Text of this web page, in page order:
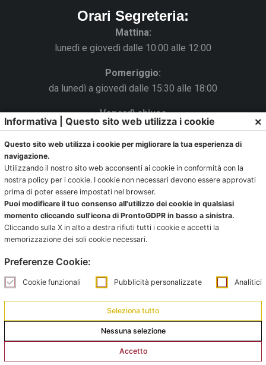
Orari Segreteria:
Mattina:
lunedì e giovedì dalle 10:00 alle 12:00
Pomeriggio:
da lunedì a giovedì dalle 15:30 alle 18:00
Venerdì chiuso
Ufficio impianti:
impianti@pontevecchiobologna.it
051 6231630 – Interno 2
Orari Ufficio Impianti:
Mattina:
Pomeriggio:
da lunedì a giovedì dalle 15:00 alle 18:00
Venerdì su appuntamento
Informativa | Questo sito web utilizza i cookie ×
Questo sito web utilizza i cookie per migliorare la tua esperienza di
navigazione.
Utilizzando il nostro sito web acconsenti ai cookie in conformità con la
nostra policy per i cookie. I cookie non necessari devono essere approvati
prima di poter essere impostati nel browser.
Puoi modificare il tuo consenso all'utilizzo dei cookie in qualsiasi
momento cliccando sull'icona di ProntoGDPR in basso a sinistra.
Cliccando sulla X in alto a destra rifiuti tutti i cookie e accetti la
memorizzazione dei soli cookie necessari.
Preferenze Cookie:
Cookie funzionali Pubblicità personalizzate Analitici
Seleziona tutto
Nessuna selezione
Accetto